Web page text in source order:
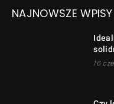
NAJNOWSZE WPISY
16